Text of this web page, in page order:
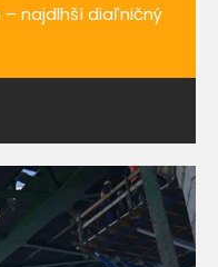
najdlhší diaľničný